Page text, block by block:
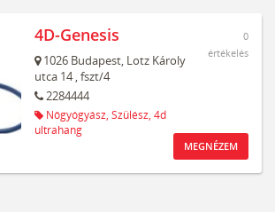
4D-Genesis
1026 Budapest, Lotz Károly
utca 14, fszt/4
2284444
Nőgyógyász, Szülész, 4d
ultrahang
0
értékelés
MEGNÉZEM